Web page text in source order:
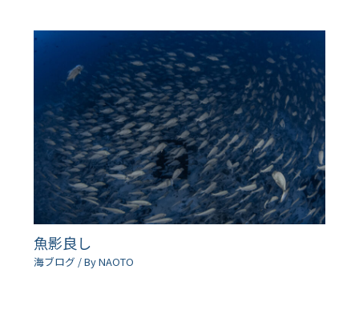
魚影良し
海ブログ / ByNAOTO